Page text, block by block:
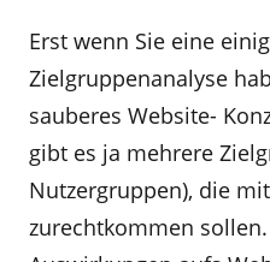
Erst wenn Sie eine
Zielgruppenanalyse
sauberes Website-
gibt es ja mehrere
Nutzergruppen), die
zurechtkommen